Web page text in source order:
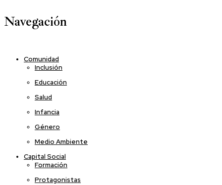
Navegación
Comunidad
Inclusión
Educación
Salud
Infancia
Género
Medio Ambiente
Capital Social
Formación
Protagonistas